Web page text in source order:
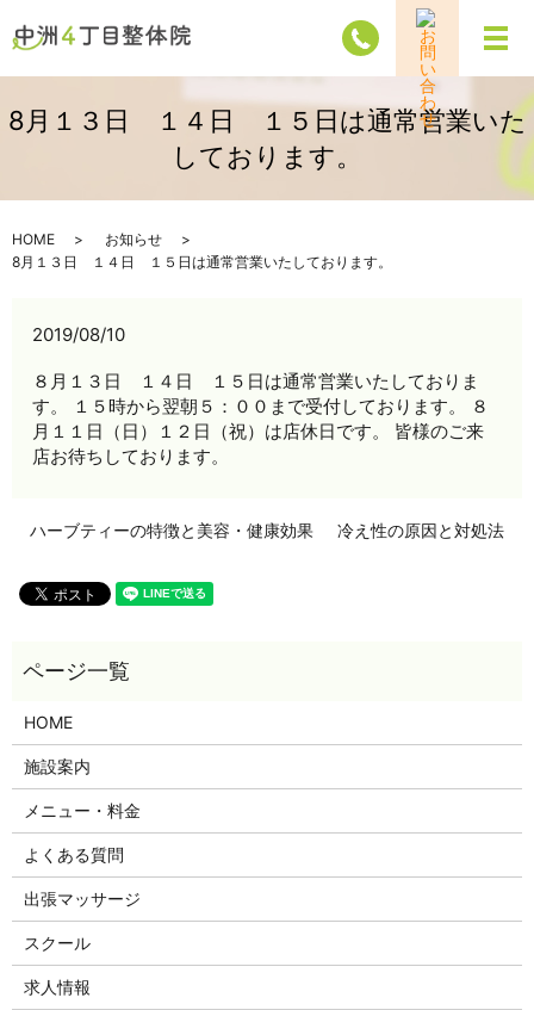
メ
8月１３日 １４日 １５日は通常営業いた
しております。
HOME
お知らせ
8月１３日 １４日 １５日は通常営業いたしております。
2019/08/10
８月１３日 １４日 １５日は通常営業いたしておりま
す。 １５時から翌朝５：００まで受付しております。 ８
月１１日（日）１２日（祝）は店休日です。 皆様のご来
店お待ちしております。
ハーブティーの特徴と美容・健康効果 冷え性の原因と対処法
HOME
施設案内
メニュー・料金
よくある質問
出張マッサージ
スクール
求人情報